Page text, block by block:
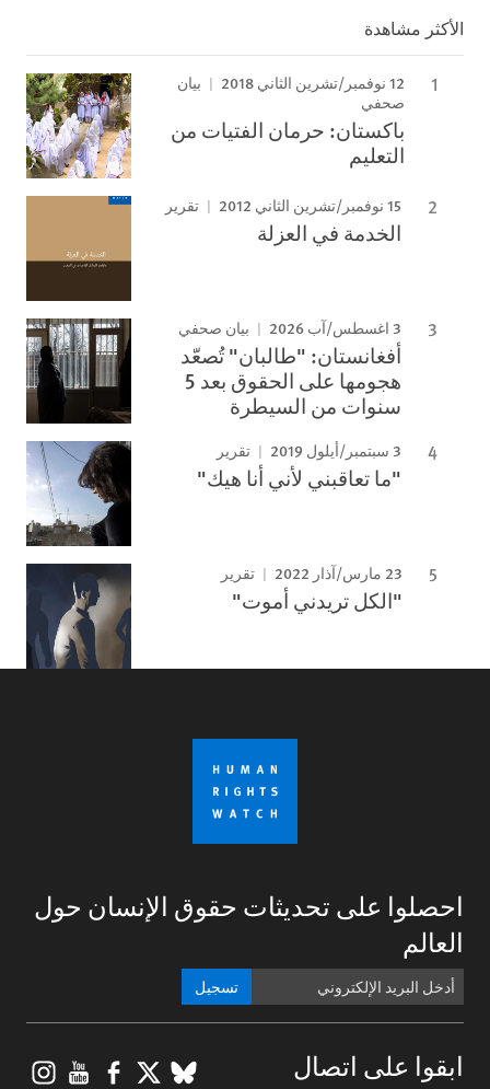
الأكثر مشاهدة
12 نوفمبر/تشرين الثاني 2018
بيان
صحفي
باكستان: حرمان الفتيات من
التعليم
15 نوفمبر/تشرين الثاني 2012 تقرير
الخدمة في العزلة
3 اغسطس/آب 2026 بيان صحفي
أفغانستان: "طالبان" تُصعّد
هجومها على الحقوق بعد 5
سنوات من السيطرة
3 سبتمبر/أيلول 2019 تقرير
"ما تعاقبني لأني أنا هيك"
23 مارس/آذار 2022 تقرير
"الكل تريدني أموت"
احصلوا على تحديثات حقوق الإنسان حول
العالم
تسجيل
ابقوا على اتصال BlueSky
X